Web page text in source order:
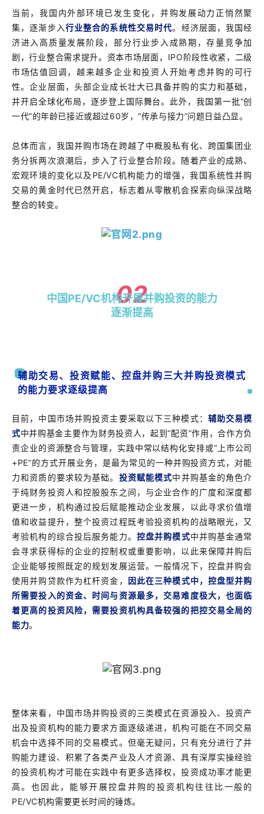
当前，我国内外部环境已发生变化，并购发展动力正悄然聚
集，逐渐步入行业整合的系统性交易时代。经济层面，我国经
济进入高质量发展阶段，部分行业步入成熟期，存量竞争加
剧，行业整合需求提升。资本市场层面，IPO阶段性收紧，二级
市场估值回调，越来越多企业和投资人开始考虑并购的可行
性。企业层面，头部企业成长壮大已具备并购的实力和基础，
并开启全球化布局，逐步登上国际舞台。此外，我国第一批“创
一代”的年龄已接近或超过60岁，“传承与接力”问题日益凸显。
总体而言，我国并购市场在跨越了中概股私有化、跨国集团业
务分拆两次浪潮后，步入了行业整合阶段。随着产业的成熟、
宏观环境的变化以及PE/VC机构能力的增强，我国系统性并购
交易的黄金时代已然开启，标志着从零散机会探索向纵深战略
整合的转变。
02
中国PE/VC机构开展并购投资的能力
逐渐提高
辅助交易、投资赋能、控盘并购三大并购投资模式
的能力要求逐级提高
目前，中国市场并购投资主要采取以下三种模式： 辅助交易模
式中并购基金主要作为财务投资人，起到“配资”作用，合作方负
责企业的资源整合与管理，实践中常以结构化安排或“上市公司
+PE”的方式开展业务，是最为常见的一种并购投资方式，对能
力和资质的要求较为基础。 投资赋能模式中并购基金的角色介
于纯财务投资人和控股股东之间，与企业合作的广度和深度都
更进一步，机构通过投后赋能推动企业发展，以此寻求价值增
值和收益提升，整个投资过程既考验投资机构的战略眼光，又
考验机构的综合投后服务能力。 控盘并购模式中并购基金通常
会寻求获得标的企业的控制权或重要影响，以此来保障并购后
企业能够按照既定的规划发展运营。一般情况下，控盘并购会
使用并购贷款作为杠杆资金， 因此在三种模式中，控盘型并购
所需要投入的资金、时间与资源最多，交易难度极大，也面临
着更高的投资风险，需要投资机构具备较强的把控交易全局的
能力。
整体来看，中国市场并购投资的三类模式在资源投入、投资产
出及投资机构的能力要求方面逐级递进，机构可能在不同交易
机会中选择不同的交易模式。但毫无疑问，只有充分进行了并
购能力建设、积累了各类产业及人才资源、具有深厚实操经验
的投资机构才可能在实践中有更多选择权，投资成功率才能更
高。也因此，能够开展控盘并购的投资机构往往比一般的
PE/VC机构需要更长时间的锤炼。